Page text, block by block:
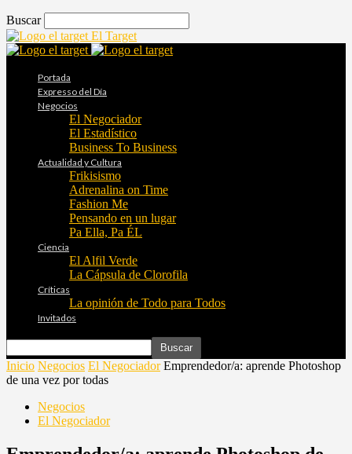
Buscar
El Target
Portada
Expresso del Día
Negocios
El Negociador
El Estadístico
Business To Business
Actualidad y Cultura
Frikisismo
Adrenalina on Time
Fashion Me
Pensando en un lugar
Pa Ella, Pa ÉL
Ciencia
El Alfil Verde
La Cápsula de Clorofila
Críticas
La opinión de Todo para Todos
Invitados
Inicio Negocios El Negociador Emprendedor/a: aprende Photoshop
de una vez por todas
Negocios
El Negociador